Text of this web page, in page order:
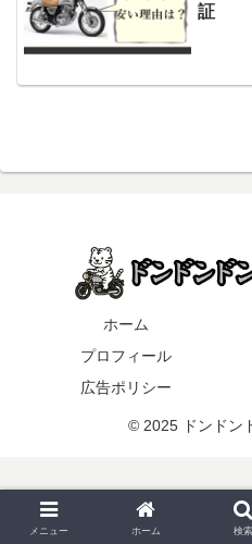
証
ホーム
プロフィール
広告ポリシー
© 2025 ドンドン
メニュー ホーム 検索